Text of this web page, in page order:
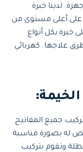
لدينا خبرة
على أعلى مستوى من
خبرة بكل أنواع
علاجها. كهربائي
جميع المفاتيح
له بصورة مناسبة
وتقوم بتركيب